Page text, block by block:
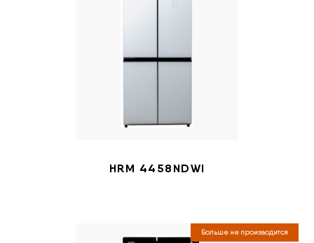
HRM 4458NDWI
Больше не производится